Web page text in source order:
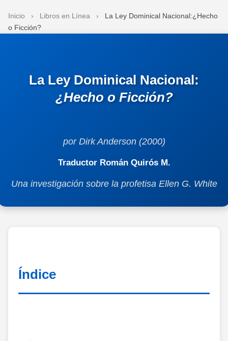
Inicio › Libros en Línea ›
La Ley Dominical Nacional:¿Hecho
o Ficción?
La Ley Dominical Nacional:
¿Hecho o Ficción?
por Dirk Anderson (2000)
Traductor Román Quirós M.
Una investigación sobre la profetisa Ellen G. White
Índice